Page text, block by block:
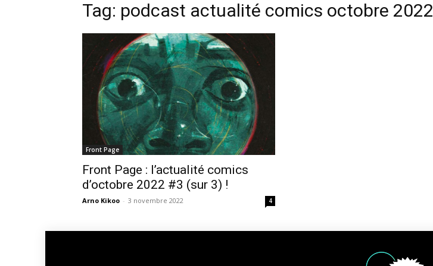
Tag: podcast actualité comics octobre 2022
Front Page
Front Page : l’actualité comics
d’octobre 2022 #3 (sur 3) !
Arno Kikoo - 3 novembre 2022 4